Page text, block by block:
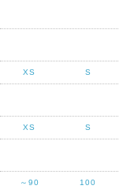
XS S
XS S
～90 100